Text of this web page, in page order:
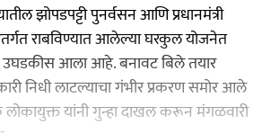
झोपडपट्टी पुनर्वसन आणि प्रधानमंत्री
राबविण्यात आलेल्या घरकुल योजनेत
उघडकीस आला आहे. बनावट बिले तयार
निधी लाटल्याचा गंभीर प्रकरण समोर आले
लोकायुक्त यांनी गुन्हा दाखल करून मंगळवारी